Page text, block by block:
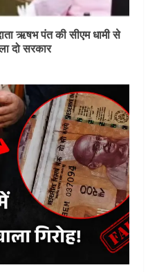
ऋषभ पंत की सीएम धामी से
दो सरकार